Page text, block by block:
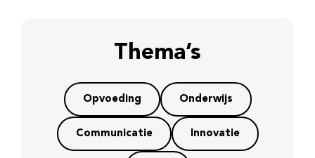
Thema’s
Opvoeding Onderwijs
Communicatie Innovatie